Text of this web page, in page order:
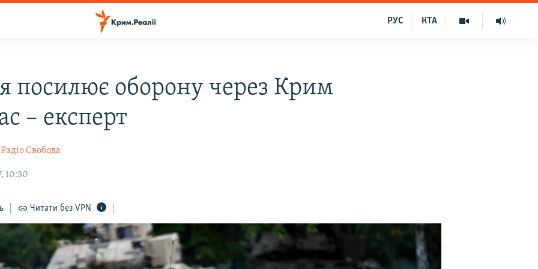
КТА
РУС
посилює оборону через Крим
– експерт
Радіо Свобода
10:30
Читати без VPN